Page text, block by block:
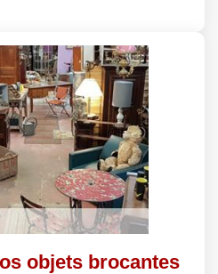
objets brocantes